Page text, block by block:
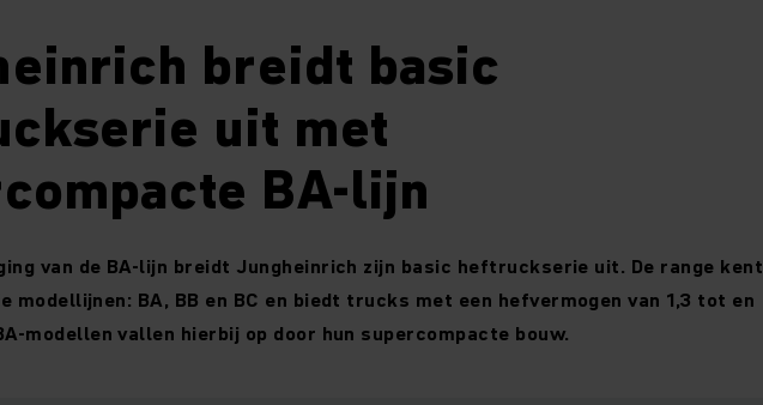
breidt basic
uit met
BA-lijn
van de BA-lijn breidt Jungheinrich zijn basic heftruckserie uit. De range kent
modellijnen: BA, BB en BC en biedt trucks met een hefvermogen van 1,3 tot en
modellen vallen hierbij op door hun supercompacte bouw.